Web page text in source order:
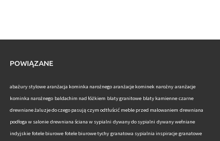
POWIĄZANE
abażury stylowe aranżacja kominka narożnego aranżacje kominek narożny aranżacje
kominka narożnego baldachim nad łóżkiem blaty granitowe blaty kamienne czarne
drewniane żaluzje do czego pasują czym odtłuścić meble przed malowaniem drewniana
podłoga w salonie drewniana ściana w sypialni dywany do sypialni dywany wełniane
indyjskie fotele biurowe fotele biurowe tychy granatowa sypialnia inspiracje granatowe